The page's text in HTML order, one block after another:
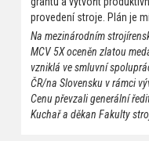
provedení stroje. Plán je
Na mezinárodním
MCV 5X oceněn zlatou
vzniklá ve smluvní
ČR/na Slovensku v rámci
Cenu převzali generální
Kuchař a děkan Fakulty